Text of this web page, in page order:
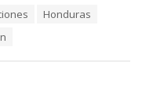
Honduras